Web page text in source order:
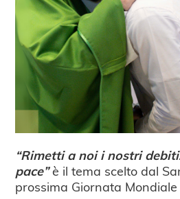
“Rimetti a noi i nostri
pace”è il tema scelto dal
prossima Giornata